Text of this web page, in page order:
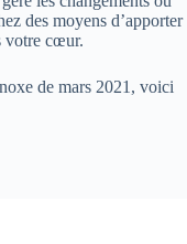
des moyens d’apporter
votre cœur.
de mars 2021, voici